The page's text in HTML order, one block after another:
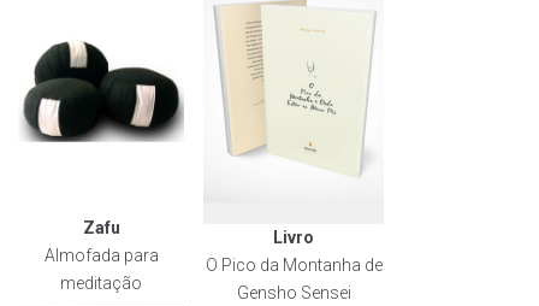
Zafu
Almofada para
meditação
Livro
O Pico da Montanha de
Gensho Sensei